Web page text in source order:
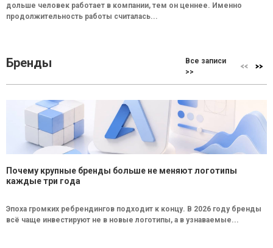
дольше человек работает в компании, тем он ценнее. Именно
продолжительность работы считалась...
Бренды
Все записи
>>
Почему крупные бренды больше не меняют логотипы
каждые три года
Эпоха громких ребрендингов подходит к концу. В 2026 году бренды
всё чаще инвестируют не в новые логотипы, а в узнаваемые...